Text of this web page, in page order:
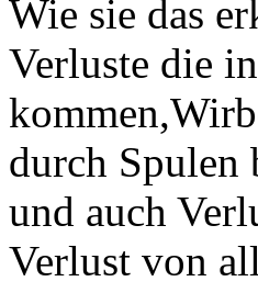
Wie sie das
Verluste die
durch
und auch
Verlust von